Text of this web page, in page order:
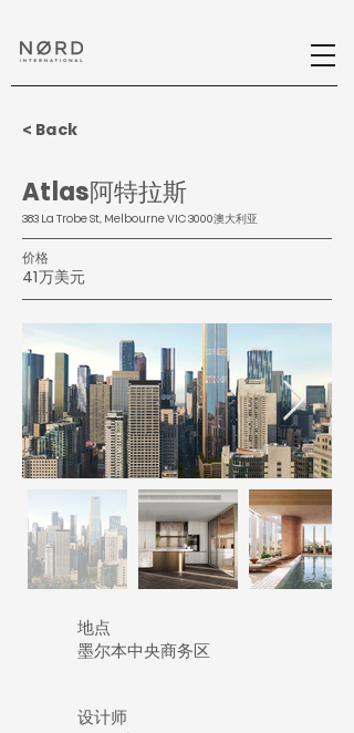
< Back
Atlas阿特拉斯
383 La Trobe St, Melbourne VIC 3000澳大利亚
价格
41万美元
地点
墨尔本中央商务区
设计师